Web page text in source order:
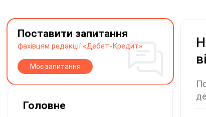
Поставити запитання
фахівцям редакції «Дебет-Кредит»
Моє запитання
Головне